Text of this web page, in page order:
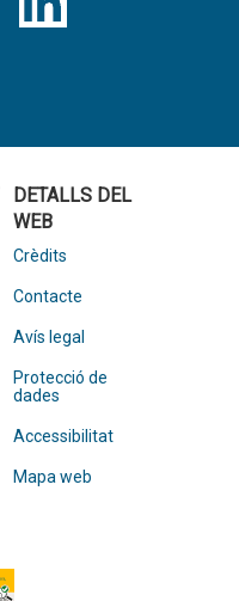
DETALLS DEL
WEB
Crèdits
Contacte
Avís legal
Protecció de
dades
Accessibilitat
Mapa web